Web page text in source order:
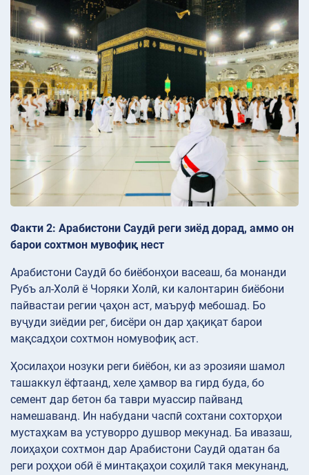
Факти 2: Арабистони Саудӣ реги зиёд дорад, аммо он
барои сохтмон мувофиқ нест
Арабистони Саудӣ бо биёбонҳои васеаш, ба монанди
Рубъ ал-Холӣ ё Чоряки Холӣ, ки калонтарин биёбони
пайвастаи регии ҷаҳон аст, маъруф мебошад. Бо
вуҷуди зиёдии рег, бисёри он дар ҳақиқат барои
мақсадҳои сохтмон номувофиқ аст.
Ҳосилаҳои нозуки реги биёбон, ки аз эрозияи шамол
ташаккул ёфтаанд, хеле ҳамвор ва гирд буда, бо
семент дар бетон ба таври муассир пайванд
намешаванд. Ин набудани часпӣ сохтани сохторҳои
мустаҳкам ва устуворро душвор мекунад. Ба ивазаш,
лоиҳаҳои сохтмон дар Арабистони Саудӣ одатан ба
реги роҳҳои обӣ ё минтақаҳои соҳилӣ такя мекунанд,